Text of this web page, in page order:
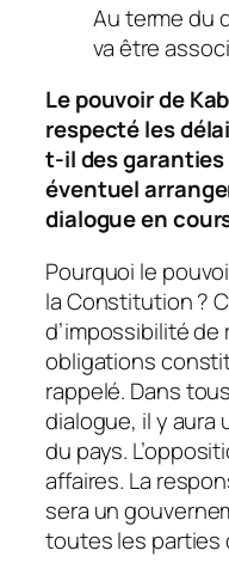
Au terme du
va être
Le pouvoir de
respecté les
t-il des
éventuel
dialogue en
Pourquoi le
la Constitution ?
d’impossibilité
obligations
rappelé. Dans
dialogue, il y
du pays.
affaires. La
sera un
toutes les parties